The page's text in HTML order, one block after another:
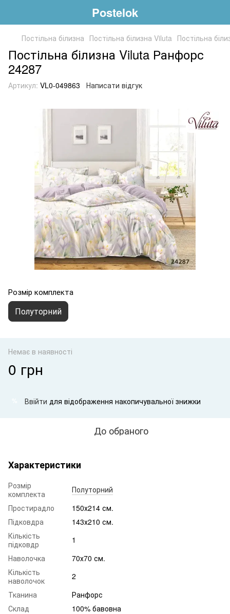
Postelok
Постільна білизна Постільна білизна Viluta Постільна
Постільна білизна Viluta Ранфорс
24287
Артикул: VL0-049863 Написати відгук
Розмір комплекта
Полуторний
Немає в наявності
0 грн
Ввійти для відображення накопичувальної знижки
До обраного
Характеристики
Розмір
комплекта
Полуторний
Простирадло
150х214 см.
Підковдра
143х210 см.
Кількість
підковдр
1
Наволочка
70х70 см.
Кількість
наволочок
2
Тканина
Ранфорс
Склад
100% бавовна